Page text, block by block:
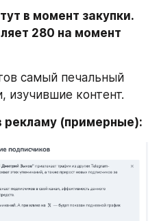
в момент закупки.
280 на момент
самый печальный
изучившие контент.
рекламу (примерные):